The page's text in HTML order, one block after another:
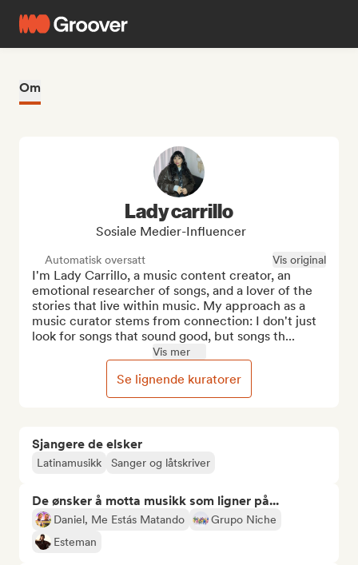
Om
Sjangere de elsker
Latinamusikk Sanger og låtskriver
De ønsker å motta musikk som ligner på...
Daniel, Me Estás Matando
Grupo Niche
Esteman
Lady carrillo
Sosiale Medier-Influencer
Automatisk oversatt Vis original
I'm Lady Carrillo, a music content creator, an
emotional researcher of songs, and a lover of the
stories that live within music. My approach as a
music curator stems from connection: I don't just
look for songs that sound good, but songs th...
Vis mer
Se lignende kuratorer